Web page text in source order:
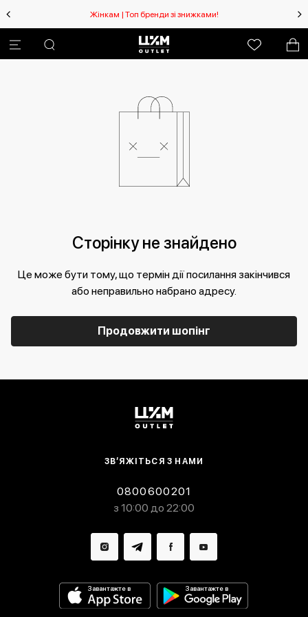
Жінкам | Топ бренди зі знижками!
Сторінку не знайдено
Це може бути тому, що термін дії посилання закінчився
або неправильно набрано адресу.
Продовжити шопінг
ЗВ’ЯЖІТЬСЯ З НАМИ
0800600201
з 10:00 до 22:00
Завантажте в Завантажте в